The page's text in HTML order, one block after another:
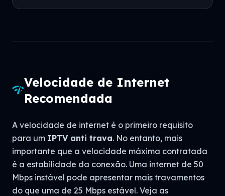
network_check
Velocidade de Internet
Recomendada
A velocidade de internet é o primeiro requisito
para um IPTV anti trava. No entanto, mais
importante que a velocidade máxima contratada
é a estabilidade da conexão. Uma internet de 50
Mbps instável pode apresentar mais travamentos
do que uma de 25 Mbps estável. Veja as